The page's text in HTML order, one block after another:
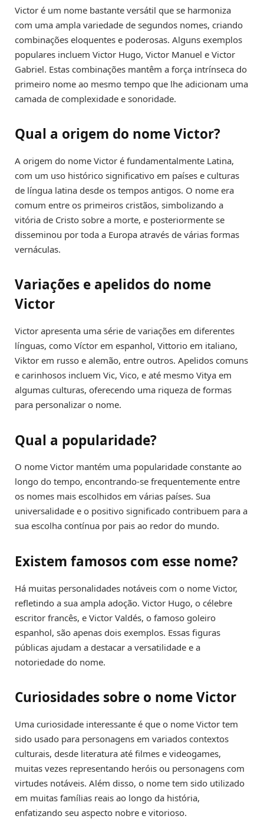
Victor é um nome bastante versátil que se harmoniza
com uma ampla variedade de segundos nomes, criando
combinações eloquentes e poderosas. Alguns exemplos
populares incluem Victor Hugo, Victor Manuel e Victor
Gabriel. Estas combinações mantêm a força intrínseca do
primeiro nome ao mesmo tempo que lhe adicionam uma
camada de complexidade e sonoridade.
Qual a origem do nome Victor?
A origem do nome Victor é fundamentalmente Latina,
com um uso histórico significativo em países e culturas
de língua latina desde os tempos antigos. O nome era
comum entre os primeiros cristãos, simbolizando a
vitória de Cristo sobre a morte, e posteriormente se
disseminou por toda a Europa através de várias formas
vernáculas.
Variações e apelidos do nome
Victor
Victor apresenta uma série de variações em diferentes
línguas, como Víctor em espanhol, Vittorio em italiano,
Viktor em russo e alemão, entre outros. Apelidos comuns
e carinhosos incluem Vic, Vico, e até mesmo Vitya em
algumas culturas, oferecendo uma riqueza de formas
para personalizar o nome.
Qual a popularidade?
O nome Victor mantém uma popularidade constante ao
longo do tempo, encontrando-se frequentemente entre
os nomes mais escolhidos em várias países. Sua
universalidade e o positivo significado contribuem para a
sua escolha contínua por pais ao redor do mundo.
Existem famosos com esse nome?
Há muitas personalidades notáveis com o nome Victor,
refletindo a sua ampla adoção. Victor Hugo, o célebre
escritor francês, e Victor Valdés, o famoso goleiro
espanhol, são apenas dois exemplos. Essas figuras
públicas ajudam a destacar a versatilidade e a
notoriedade do nome.
Curiosidades sobre o nome Victor
Uma curiosidade interessante é que o nome Victor tem
sido usado para personagens em variados contextos
culturais, desde literatura até filmes e videogames,
muitas vezes representando heróis ou personagens com
virtudes notáveis. Além disso, o nome tem sido utilizado
em muitas famílias reais ao longo da história,
enfatizando seu aspecto nobre e vitorioso.